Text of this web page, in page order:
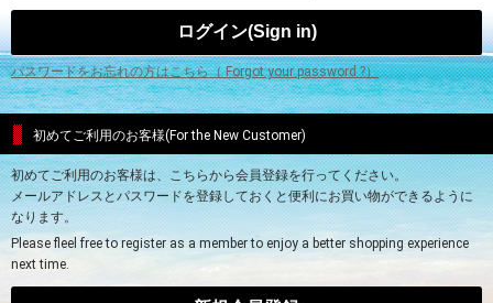
パスワードをお忘れの方はこちら（ Forgot your password ?）
初めてご利用のお客様(For the New Customer)
初めてご利用のお客様は、こちらから会員登録を行ってください。
メールアドレスとパスワードを登録しておくと便利にお買い物ができるように
なります。
Please fleel free to register as a member to enjoy a better shopping experience
next time.